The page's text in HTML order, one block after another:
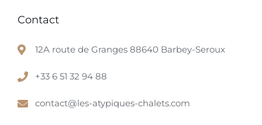
Contact
12A route de Granges 88640 Barbey-Seroux
+33 6 51 32 94 88
contact@les-atypiques-chalets.com